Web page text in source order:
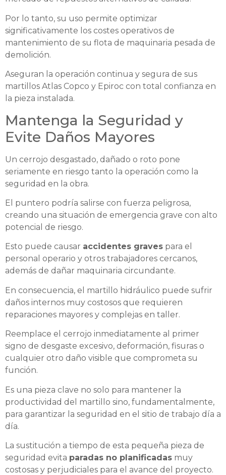
Por lo tanto, su uso permite optimizar
significativamente los costes operativos de
mantenimiento de su flota de maquinaria pesada de
demolición.
Aseguran la operación continua y segura de sus
martillos Atlas Copco y Epiroc con total confianza en
la pieza instalada.
Mantenga la Seguridad y
Evite Daños Mayores
Un cerrojo desgastado, dañado o roto pone
seriamente en riesgo tanto la operación como la
seguridad en la obra.
El puntero podría salirse con fuerza peligrosa,
creando una situación de emergencia grave con alto
potencial de riesgo.
Esto puede causar accidentes graves para el
personal operario y otros trabajadores cercanos,
además de dañar maquinaria circundante.
En consecuencia, el martillo hidráulico puede sufrir
daños internos muy costosos que requieren
reparaciones mayores y complejas en taller.
Reemplace el cerrojo inmediatamente al primer
signo de desgaste excesivo, deformación, fisuras o
cualquier otro daño visible que comprometa su
función.
Es una pieza clave no solo para mantener la
productividad del martillo sino, fundamentalmente,
para garantizar la seguridad en el sitio de trabajo día a
día.
La sustitución a tiempo de esta pequeña pieza de
seguridad evita paradas no planificadas muy
costosas y perjudiciales para el avance del proyecto.